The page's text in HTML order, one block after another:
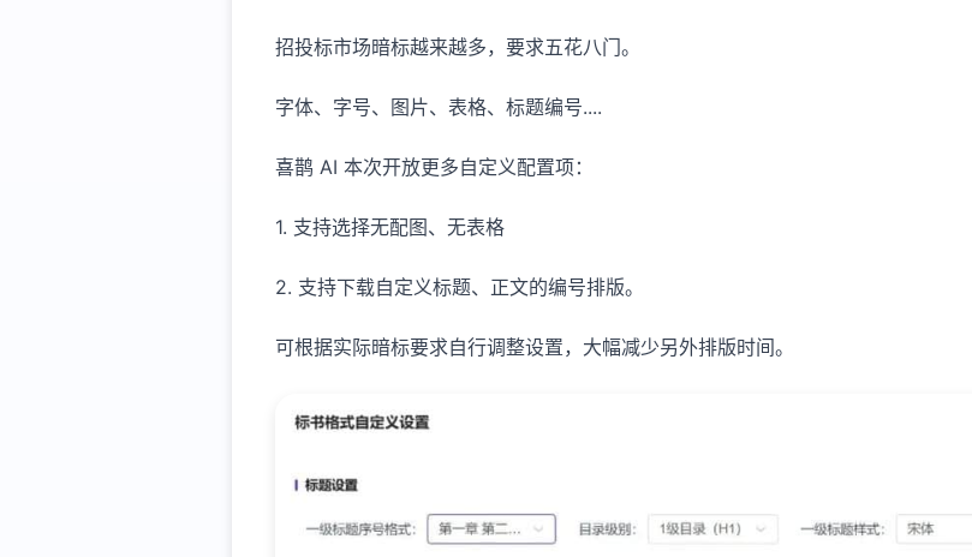
招投标市场暗标越来越多，要求五花八门。
字体、字号、图片、表格、标题编号....
喜鹊 AI 本次开放更多自定义配置项：
1. 支持选择无配图、无表格
2. 支持下载自定义标题、正文的编号排版。
可根据实际暗标要求自行调整设置，大幅减少另外排版时间。